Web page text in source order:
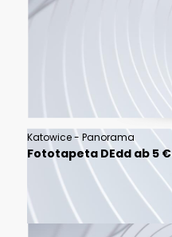
Katowice - Panorama
Fototapeta DEdd ab 5 €